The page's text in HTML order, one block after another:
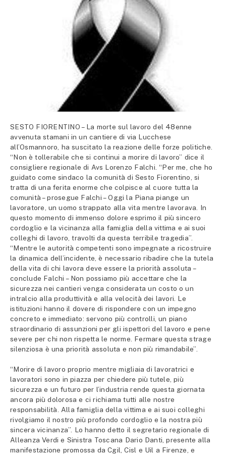
SESTO FIORENTINO – La morte sul lavoro del 48enne
avvenuta stamani in un cantiere di via Lucchese
all’Osmannoro, ha suscitato la reazione delle forze politiche.
“Non è tollerabile che si continui a morire di lavoro” dice il
consigliere regionale di Avs Lorenzo Falchi. “Per me, che ho
guidato come sindaco la comunità di Sesto Fiorentino, si
tratta di una ferita enorme che colpisce al cuore tutta la
comunità – prosegue Falchi – Oggi la Piana piange un
lavoratore, un uomo strappato alla vita mentre lavorava. In
questo momento di immenso dolore esprimo il più sincero
cordoglio e la vicinanza alla famiglia della vittima e ai suoi
colleghi di lavoro, travolti da questa terribile tragedia”.
“Mentre le autorità competenti sono impegnate a ricostruire
la dinamica dell’incidente, è necessario ribadire che la tutela
della vita di chi lavora deve essere la priorità assoluta –
conclude Falchi – Non possiamo più accettare che la
sicurezza nei cantieri venga considerata un costo o un
intralcio alla produttività e alla velocità dei lavori. Le
istituzioni hanno il dovere di rispondere con un impegno
concreto e immediato: servono più controlli, un piano
straordinario di assunzioni per gli ispettori del lavoro e pene
severe per chi non rispetta le norme. Fermare questa strage
silenziosa è una priorità assoluta e non più rimandabile”.
“Morire di lavoro proprio mentre migliaia di lavoratrici e
lavoratori sono in piazza per chiedere più tutele, più
sicurezza e un futuro per l’industria rende questa giornata
ancora più dolorosa e ci richiama tutti alle nostre
responsabilità. Alla famiglia della vittima e ai suoi colleghi
rivolgiamo il nostro più profondo cordoglio e la nostra più
sincera vicinanza”. Lo hanno detto il segretario regionale di
Alleanza Verdi e Sinistra Toscana Dario Danti, presente alla
manifestazione promossa da Cgil, Cisl e Uil a Firenze, e